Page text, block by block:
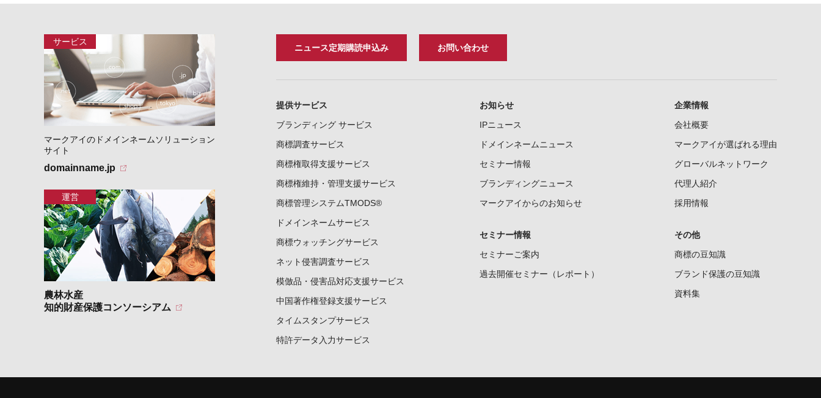
マークアイのドメインネームソリューション
サイト
domainname.jp
農林水産
知的財産保護コンソーシアム
ニュース定期購読申込み お問い合わせ
提供サービス
ブランディング サービス
商標調査サービス
商標権取得支援サービス
商標権維持・管理支援サービス
商標管理システムTMODS®
ドメインネームサービス
商標ウォッチングサービス
ネット侵害調査サービス
模倣品・侵害品対応支援サービス
中国著作権登録支援サービス
タイムスタンプサービス
特許データ入力サービス
お知らせ
IPニュース
ドメインネームニュース
セミナー情報
ブランディングニュース
マークアイからのお知らせ
セミナー情報
セミナーご案内
過去開催セミナー（レポート）
企業情報
会社概要
マークアイが選ばれる理由
グローバルネットワーク
代理人紹介
採用情報
その他
商標の豆知識
ブランド保護の豆知識
資料集